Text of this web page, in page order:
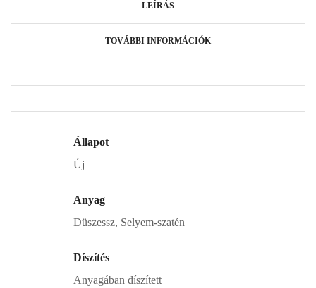
LEÍRÁS
TOVÁBBI INFORMÁCIÓK
Állapot
Új
Anyag
Düszessz, Selyem-szatén
Díszítés
Anyagában díszített